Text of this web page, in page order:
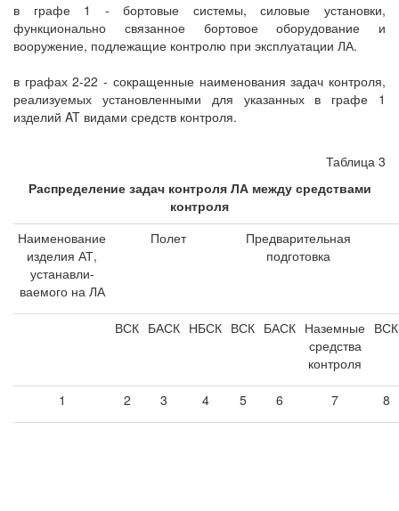
в графе 1 - бортовые системы, силовые установки,
функционально связанное бортовое оборудование и
вооружение, подлежащие контролю при эксплуатации ЛА.
в графах 2-22 - сокращенные наименования задач контроля,
реализуемых установленными для указанных в графе 1
изделий AT видами средств контроля.
Таблица 3
Распределение задач контроля ЛА между средствами
контроля
Наименование
изделия АТ,
устанавли-
ваемого на ЛА
Полет
Предварительная
подготовка
ВСК БАСК НБСК ВСК БАСК Наземные
средства
контроля
ВСК
1 2 3 4 5 6 7 8